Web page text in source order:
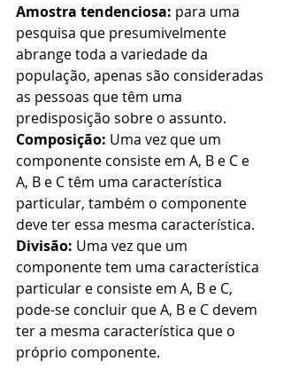
Amostra tendenciosa: para uma
pesquisa que presumivelmente
abrange toda a variedade da
população, apenas são consideradas
as pessoas que têm uma
predisposição sobre o assunto.
Composição: Uma vez que um
componente consiste em A, B e C e
A, B e C têm uma característica
particular, também o componente
deve ter essa mesma característica.
Divisão: Uma vez que um
componente tem uma característica
particular e consiste em A, B e C,
pode-se concluir que A, B e C devem
ter a mesma característica que o
próprio componente.